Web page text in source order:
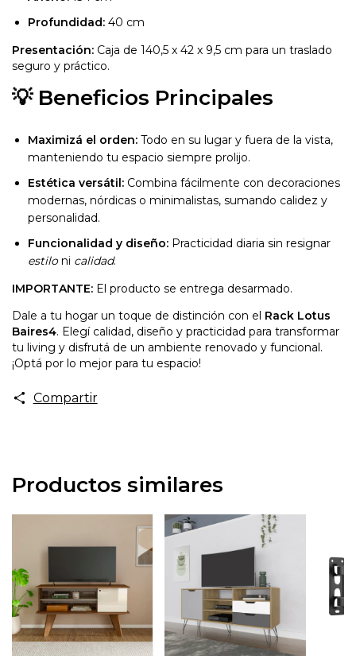
Profundidad: 40 cm
Presentación: Caja de 140,5 x 42 x 9,5 cm para un traslado
seguro y práctico.
💡 Beneficios Principales
Maximizá el orden: Todo en su lugar y fuera de la vista,
manteniendo tu espacio siempre prolijo.
Estética versátil: Combina fácilmente con decoraciones
modernas, nórdicas o minimalistas, sumando calidez y
personalidad.
Funcionalidad y diseño: Practicidad diaria sin resignar
estiloni calidad.
IMPORTANTE: El producto se entrega desarmado.
Dale a tu hogar un toque de distinción con el Rack Lotus
Baires4. Elegí calidad, diseño y practicidad para transformar
tu living y disfrutá de un ambiente renovado y funcional.
¡Optá por lo mejor para tu espacio!
Compartir
Productos similares